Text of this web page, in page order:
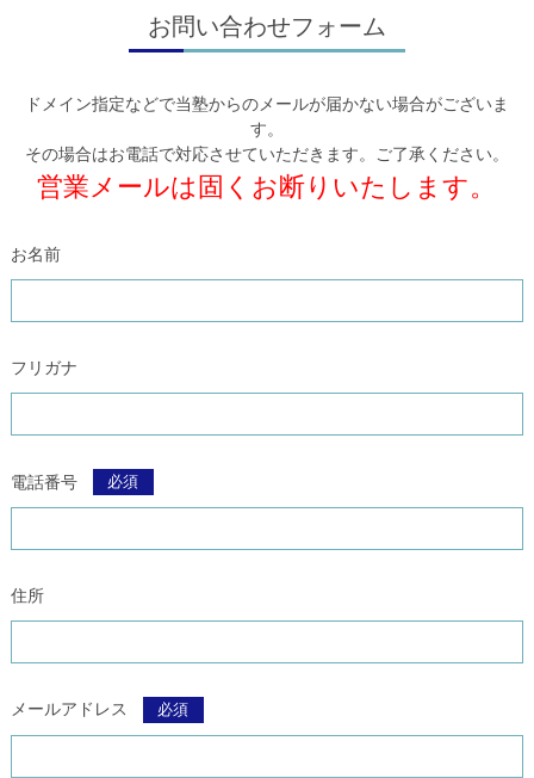
小学生コース
中学生コース
高校生・大学受験・社会人コース
お問い合わせフォーム
ドメイン指定などで当塾からのメールが届かない場合がございま
す。
その場合はお電話で対応させていただきます。ご了承ください。
営業メールは固くお断りいたします。
お名前
フリガナ
電話番号 必須
住所
メールアドレス 必須